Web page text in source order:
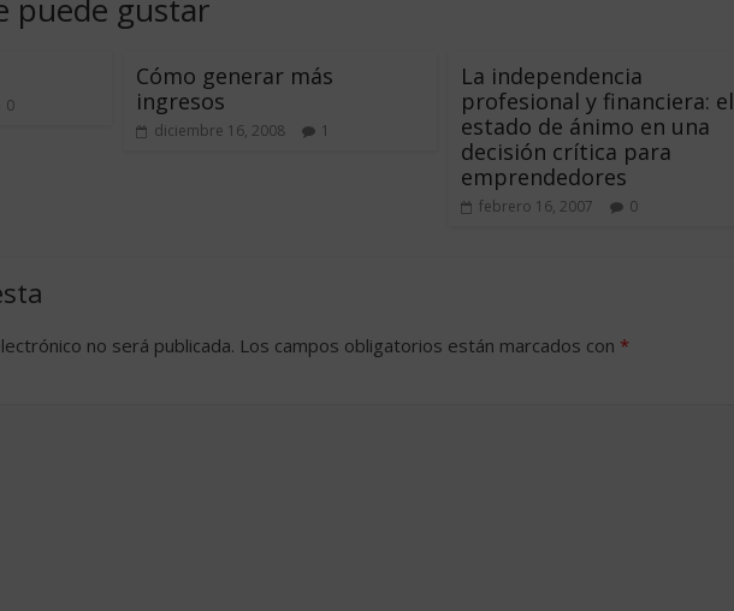
puede gustar
0
Cómo generar más
ingresos
diciembre 16, 2008 1
La independencia
profesional y financiera: el
estado de ánimo en una
decisión crítica para
emprendedores
febrero 16, 2007 0
no será publicada. Los campos obligatorios están marcados con *